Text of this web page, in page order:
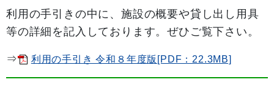
利用の手引きの中に、施設の概要や貸し出し用具
等の詳細を記入しております。ぜひご覧下さい。
⇒ 利用の手引き 令和８年度版[PDF：22.3MB]